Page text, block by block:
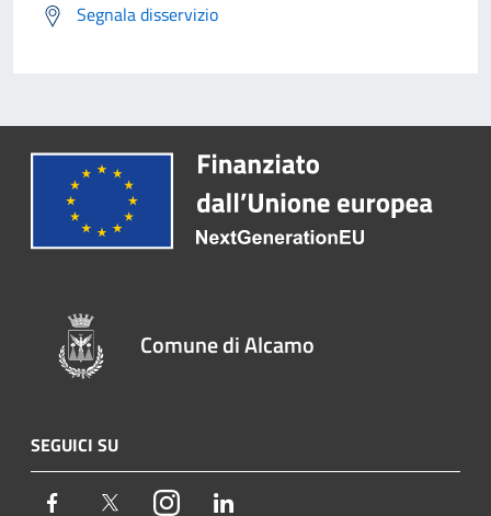
Segnala disservizio
Comune di Alcamo
SEGUICI SU
Facebook TwitterInstagram